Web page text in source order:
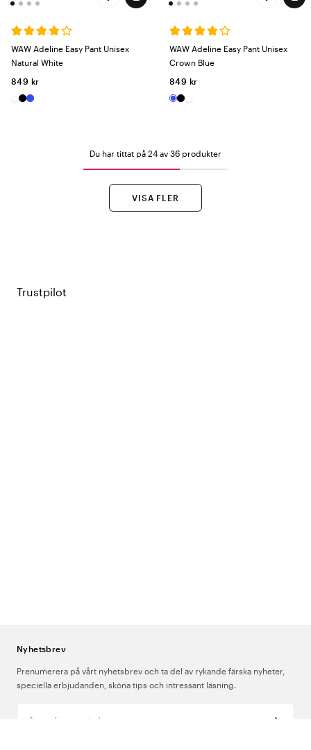
WAW Adeline Easy Pant Unisex
Natural White
849 kr
WAW Adeline Easy Pant Unisex
Crown Blue
849 kr
Du har tittat på 24 av 36 produkter
VISA FLER
Trustpilot
Nyhetsbrev
Prenumerera på vårt nyhetsbrev och ta del av rykande färska nyheter,
speciella erbjudanden, sköna tips och intressant läsning.